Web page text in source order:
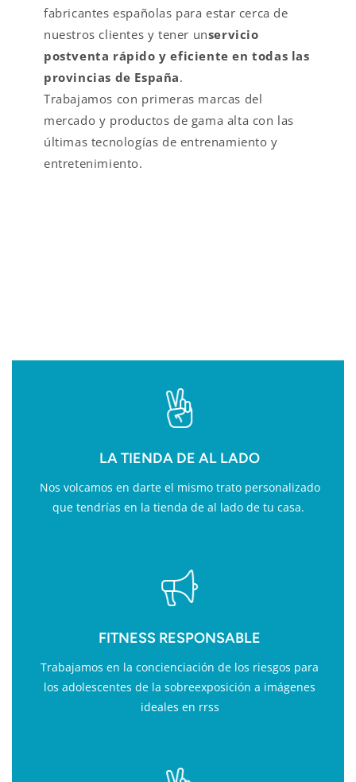
fabricantes españolas para estar cerca de
nuestros clientes y tener unservicio
postventa rápido y eficiente en todas las
provincias de España.
Trabajamos con primeras marcas del
mercado y productos de gama alta con las
últimas tecnologías de entrenamiento y
entretenimiento.
LA TIENDA DE AL LADO
Nos volcamos en darte el mismo trato personalizado
que tendrías en la tienda de al lado de tu casa.
FITNESS RESPONSABLE
Trabajamos en la concienciación de los riesgos para
los adolescentes de la sobreexposición a imágenes
ideales en rrss